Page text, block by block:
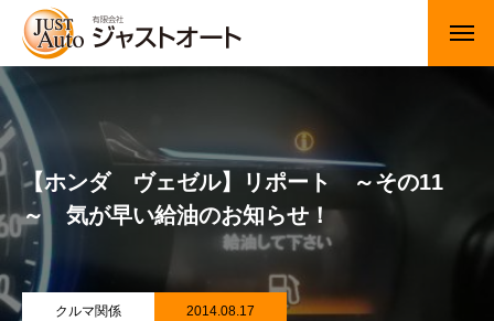
新車
中古車・未使用車
JUジャナイト在庫情報
Gooネット在庫情報
【ホンダ ヴェゼル】リポート ～その11
～ 気が早い給油のお知らせ！
クルマ関係 2014.08.17